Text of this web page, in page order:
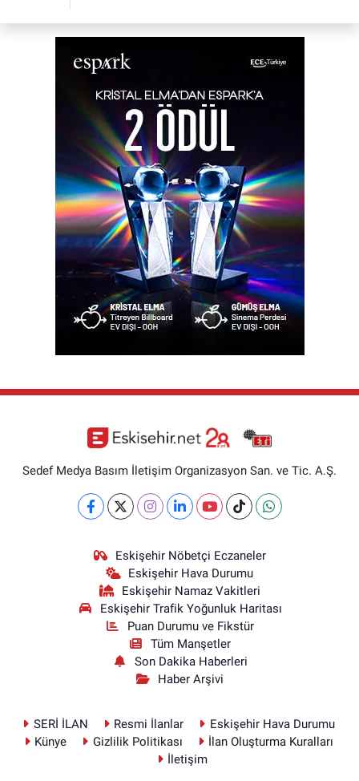
Sedef Medya Basım İletişim Organizasyon San. ve Tic. A.Ş.
Eskişehir Nöbetçi Eczaneler
Eskişehir Hava Durumu
Eskişehir Namaz Vakitleri
Eskişehir Trafik Yoğunluk Haritası
Puan Durumu ve Fikstür
Tüm Manşetler
Son Dakika Haberleri
Haber Arşivi
SERİ İLAN Resmi İlanlar
Eskişehir Hava Durumu
Künye
Gizlilik Politikası
İlan Oluşturma Kuralları
İletişim